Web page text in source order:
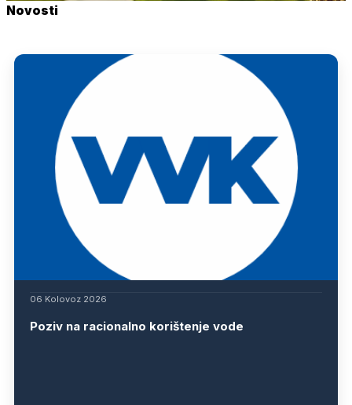
Novosti
06 Kolovoz 2026
Poziv na racionalno korištenje vode